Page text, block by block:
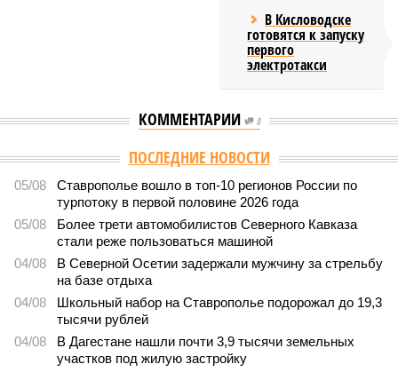
В Кисловодске
готовятся к запуску
первого
электротакси
КОММЕНТАРИИ 0
ПОСЛЕДНИЕ НОВОСТИ
05/08
Ставрополье вошло в топ-10 регионов России по
турпотоку в первой половине 2026 года
05/08
Более трети автомобилистов Северного Кавказа
стали реже пользоваться машиной
04/08
В Северной Осетии задержали мужчину за стрельбу
на базе отдыха
04/08
Школьный набор на Ставрополье подорожал до 19,3
тысячи рублей
04/08
В Дагестане нашли почти 3,9 тысячи земельных
участков под жилую застройку